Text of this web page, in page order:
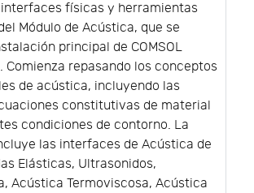
físicas y herramientas
Módulo de Acústica, que se
principal de COMSOL
Comienza repasando los conceptos
de acústica, incluyendo las
constitutivas de material
condiciones de contorno. La
las interfaces de Acústica de
Elásticas, Ultrasonidos,
Acústica Termoviscosa, Acústica